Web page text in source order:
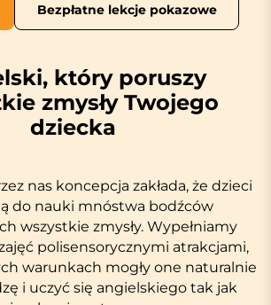
Bezpłatne lekcje pokazowe
który poruszy
zmysły Twojego
dziecka
nas koncepcja zakłada, że dzieci
do nauki mnóstwa bodźców
wszystkie zmysły. Wypełniamy
polisensorycznymi atrakcjami,
warunkach mogły one naturalnie
i uczyć się angielskiego tak jak